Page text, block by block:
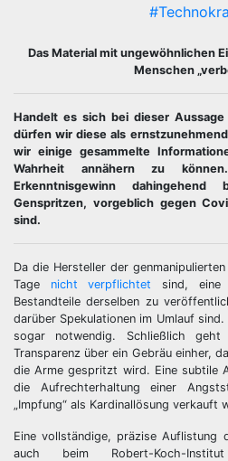
Das Material mit ungewöhnlichen
Menschen
Handelt es sich bei dieser
dürfen wir diese als
wir einige gesammelte
Wahrheit annähern zu
Erkenntnisgewinn
Genspritzen, vorgeblich gegen
sind.
Da die Hersteller der
Tage nicht verpflichtet sind, eine
Bestandteile derselben zu
darüber Spekulationen im Umlauf
sogar notwendig. Schließlich
Transparenz über ein Gebräu einher,
die Arme gespritzt wird. Eine subtile
die Aufrechterhaltung einer
„Impfung“ als Kardinallösung verkauft
Eine vollständige, präzise Auflistung
auch beim Robert-Koch-